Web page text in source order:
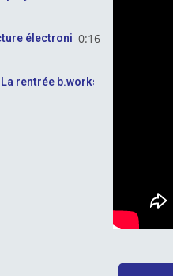
électronique
0:16
rentrée b.workshop